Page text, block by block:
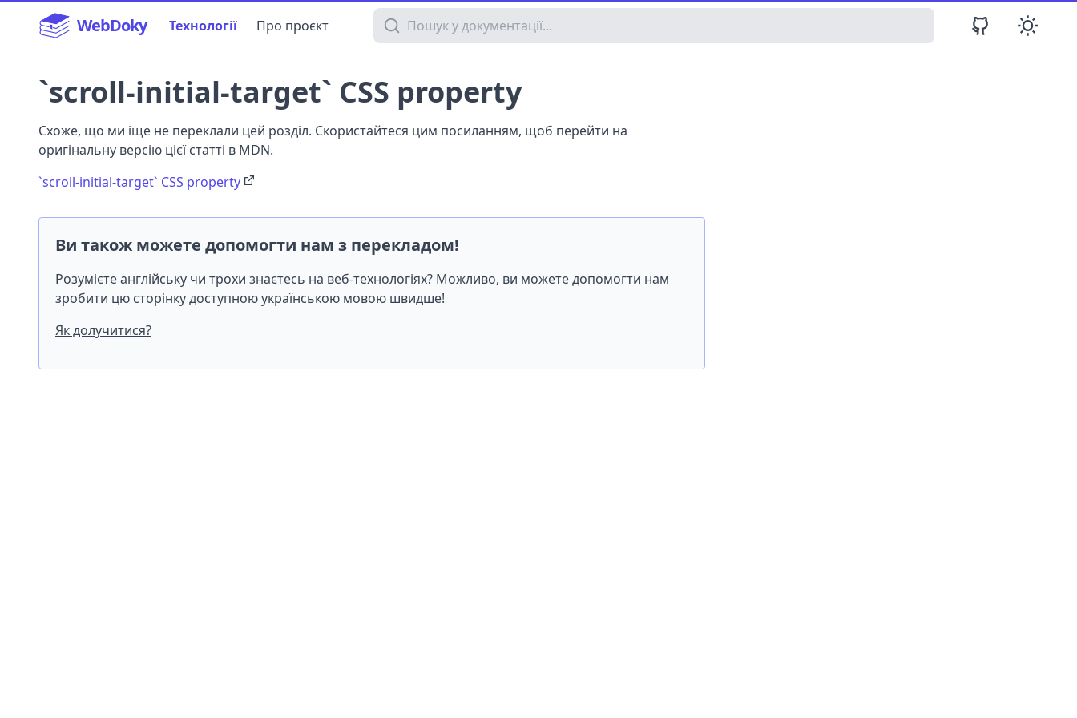
WebDoky Технології Про проєкт Пошук у документації
`scroll-initial-target` CSS property
Схоже, що ми іще не переклали цей розділ. Скористайтеся цим посиланням, щоб перейти на
оригінальну версію цієї статті в MDN.
`scroll-initial-target` CSS property
Ви також можете допомогти нам з перекладом!
Розумієте англійську чи трохи знаєтесь на веб-технологіях? Можливо, ви можете допомогти нам
зробити цю сторінку доступною українською мовою швидше!
Як долучитися?